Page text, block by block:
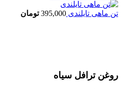
تن ماهی تایلندی 395,000 تومان
روغن ترافل سیاه